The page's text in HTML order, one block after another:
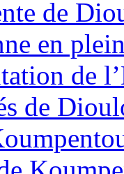
de
en
de
de